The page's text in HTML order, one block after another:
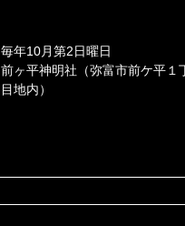
毎年10月第2日曜日
前ヶ平神明社（弥富市前ケ平１
目地内）